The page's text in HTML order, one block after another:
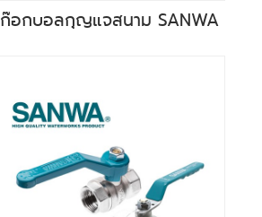
ก๊อกบอลกุญแจสนาม SANWA